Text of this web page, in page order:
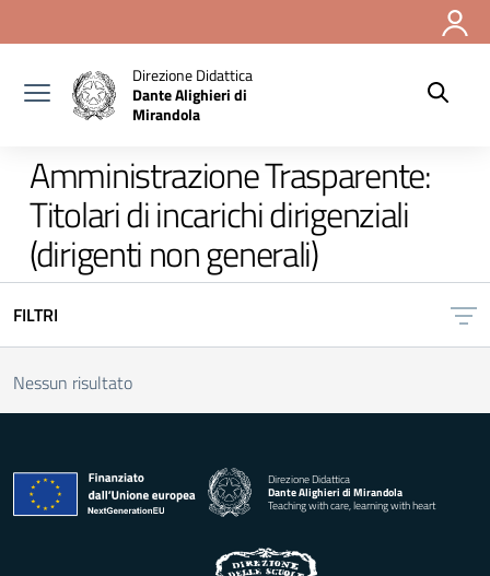
Direzione Didattica
Dante Alighieri di
Mirandola
Amministrazione Trasparente:
Titolari di incarichi dirigenziali
(dirigenti non generali)
FILTRI
Nessun risultato
Direzione Didattica
Dante Alighieri di Mirandola
Teaching with care, learning with heart